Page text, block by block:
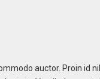
auctor. Proin id